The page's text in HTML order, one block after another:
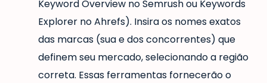
Keyword Overview no Semrush ou Keywords
Explorer no Ahrefs). Insira os nomes exatos
das marcas (sua e dos concorrentes) que
definem seu mercado, selecionando a região
correta. Essas ferramentas fornecerão o